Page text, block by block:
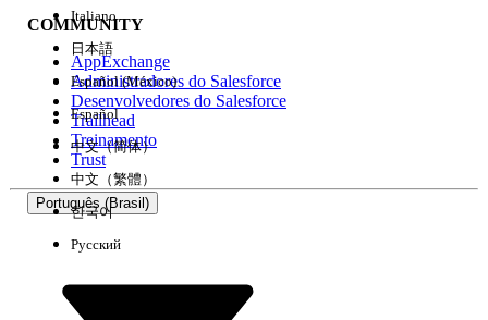
Experiência
COMMUNITY
AppExchange
Administradores do Salesforce
Desenvolvedores do Salesforce
Trailhead
Treinamento
Trust
Português (Brasil)
Italiano
日本語
Español (México)
Español
中文（简体）
中文（繁體）
한국어
Русский